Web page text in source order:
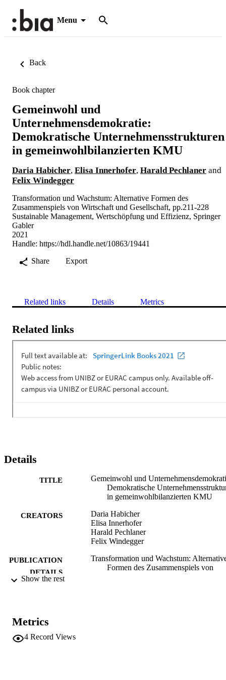
Menu
Back
Book chapter
Gemeinwohl und
Unternehmensdemokratie:
Demokratische Unternehmensstrukturen
in gemeinwohlbilanzierten KMU
Daria Habicher, Elisa Innerhofer, Harald Pechlaner and
Felix Windegger
Transformation und Wachstum: Alternative Formen des
Zusammenspiels von Wirtschaft und Gesellschaft, pp.211-228
Sustainable Management, Wertschöpfung und Effizienz, Springer
Gabler
2021
Handle: https://hdl.handle.net/10863/19441
Share
Export
Related links Details Metrics
Related links
Details
TITLE
Gemeinwohl und
Demokratische
in gemeinwohlbilanzierten KMU
CREATORS
Daria Habicher
Elisa Innerhofer
Harald Pechlaner
Felix Windegger
PUBLICATION
DETAILS
Transformation und Wachstum:
Formen des Zusammenspiels von
ISSN
Show the rest
Metrics
4 Record Views